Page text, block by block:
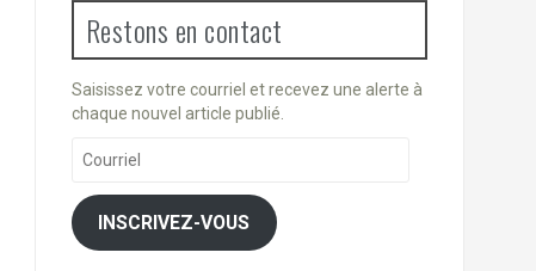
Restons en contact
Saisissez votre courriel et recevez une alerte à
chaque nouvel article publié.
Courriel
INSCRIVEZ-VOUS